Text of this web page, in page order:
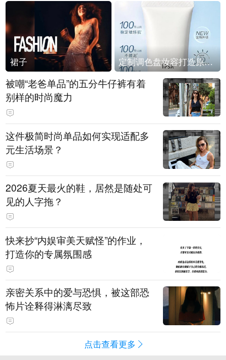
裙子 定制调色盘妆容打造原生之美
被嘲“老爸单品”的五分牛仔裤有着
别样的时尚魔力
这件极简时尚单品如何实现适配多
元生活场景？
2026夏天最火的鞋，居然是随处可
见的人字拖？
快来抄“内娱审美天赋怪”的作业，
打造你的专属氛围感
亲密关系中的爱与恐惧，被这部恐
怖片诠释得淋漓尽致
点击查看更多